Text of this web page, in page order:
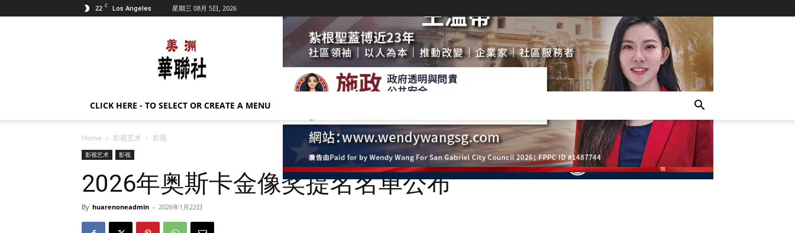
22 C Los Angeles 星期三 08月 5日, 2026
美
洲
华
联
CLICK HERE - TO SELECT OR CREATE A MENU
Home 影视艺术 影视
影视艺术 影视
2026年奥斯卡金像奖提名名单公布
By huarenoneadmin - 2026年1月22日
- Advertisement -